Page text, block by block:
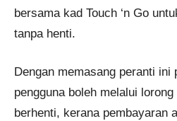
bersama kad Touch ‘n Go
tanpa henti.
Dengan memasang peranti ini
pengguna boleh melalui
berhenti, kerana pembayaran